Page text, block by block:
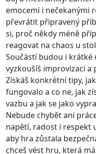
emocemi i nečekanými
převrátit připravený
si, proč někdy méně
reagovat na chaos u
Součástí budou i krátké
vyzkoušíš improvizaci a
Získáš konkrétní tipy,
fungovalo a co ne, jak
vazbu a jak se jako
Nebude chybět ani
napětí, radost i respekt
aby hra zůstala
chceš vést hru, která